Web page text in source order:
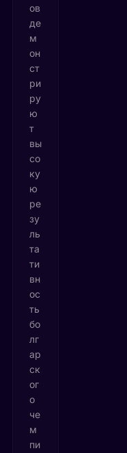
ов
де
м
он
ст
ри
ру
ю
т
вы
со
ку
ю
ре
зу
ль
та
ти
вн
ос
ть
бо
лг
ар
ск
ог
о
че
м
пи